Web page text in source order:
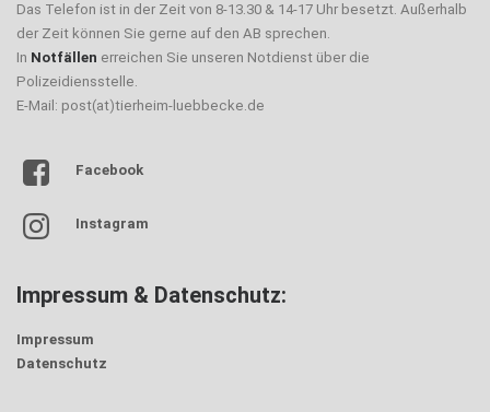
Das Telefon ist in der Zeit von 8-13.30 & 14-17 Uhr besetzt. Außerhalb
der Zeit können Sie gerne auf den AB sprechen.
In Notfällen erreichen Sie unseren Notdienst über die
Polizeidiensstelle.
E-Mail: post(at)tierheim-luebbecke.de
Facebook
Instagram
Impressum & Datenschutz:
Impressum
Datenschutz